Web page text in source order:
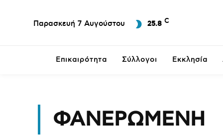
Παρασκευή 7 Αυγούστου 25.8 C
Επικαιρότητα Σύλλογοι Εκκλησία
ΦΑΝΕΡΩΜΈΝΗ